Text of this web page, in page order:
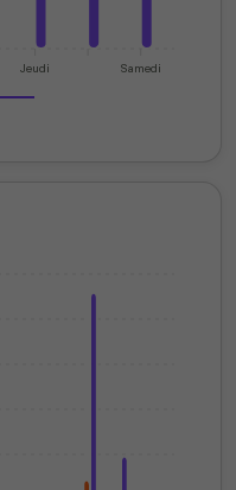
Jeudi Samedi